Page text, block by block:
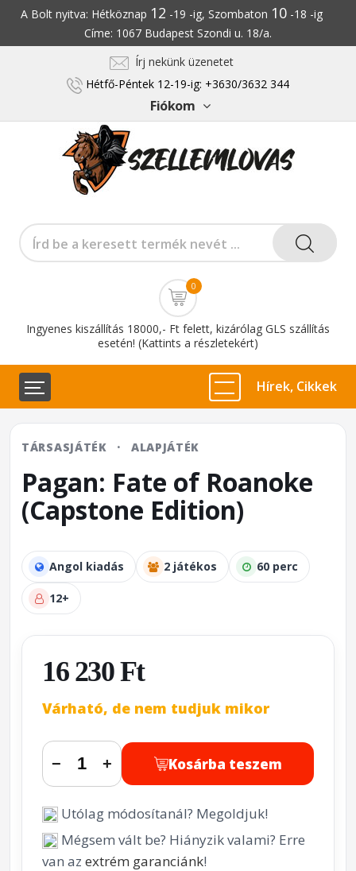
A Bolt nyitva: Hétköznap 12 -19 -ig, Szombaton 10-18 -ig
Címe: 1067 Budapest Szondi u. 18/a.
Írj nekünk üzenetet
Hétfő-Péntek 12-19-ig: +3630/3632 344
Fiókom
0
Ingyenes kiszállítás 18000,- Ft felett, kizárólag GLS szállítás
esetén! (Kattints a részletekért)
Hírek, Cikkek
TÁRSASJÁTÉK · ALAPJÁTÉK
Pagan: Fate of Roanoke
(Capstone Edition)
Angol kiadás 2 játékos 60 perc
12+
16 230 Ft
Várható, de nem tudjuk mikor
− + Kosárba teszem
Utólag módosítanál? Megoldjuk!
Mégsem vált be? Hiányzik valami? Erre
van az extrém garanciánk!